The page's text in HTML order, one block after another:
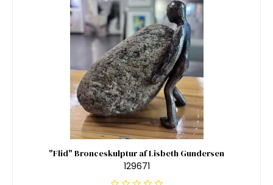
"Flid" Bronceskulptur af Lisbeth Gundersen
129671